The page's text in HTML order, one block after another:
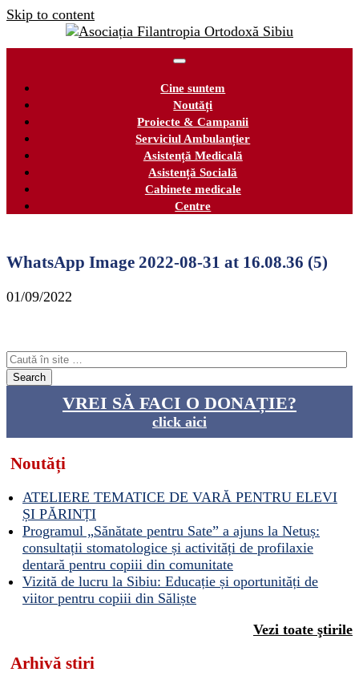
Skip to content
Cine suntem
Noutăți
Proiecte & Campanii
Serviciul Ambulanțier
Asistență Medicală
Asistență Socială
Cabinete medicale
Centre
WhatsApp Image 2022-08-31 at 16.08.36 (5)
01/09/2022
VREI SĂ FACI O DONAȚIE?
click aici
Noutăți
ATELIERE TEMATICE DE VARĂ PENTRU ELEVI
ȘI PĂRINȚI
Programul „Sănătate pentru Sate” a ajuns la Netuș:
consultații stomatologice și activități de profilaxie
dentară pentru copiii din comunitate
Vizită de lucru la Sibiu: Educație și oportunități de
viitor pentru copiii din Săliște
Vezi toate ştirile
Arhivă stiri